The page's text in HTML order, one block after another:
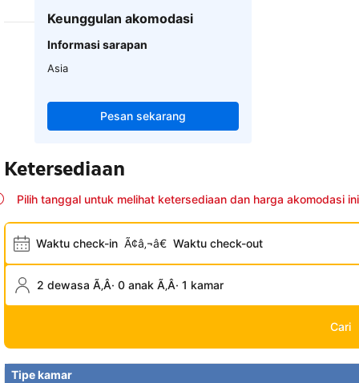
Keunggulan akomodasi
Informasi sarapan
Asia
Pesan sekarang
Ketersediaan
Pilih tanggal untuk melihat ketersediaan dan harga akomodasi ini
Waktu check-in Ã¢â‚¬â€ Waktu check-out
2 dewasa Ã‚Â· 0 anak Ã‚Â· 1 kamar
Cari
Tipe kamar